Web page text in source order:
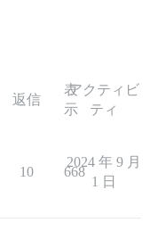
返信
表
示
アクティビ
ティ
10 668
2024 年 9 月
1 日